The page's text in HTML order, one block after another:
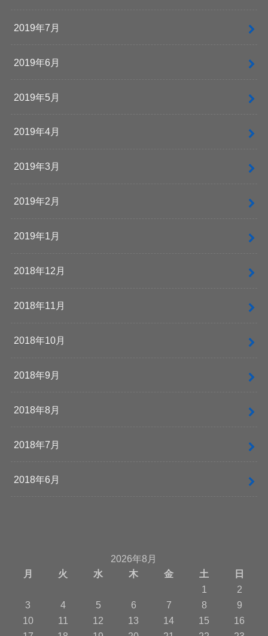
2019年7月
2019年6月
2019年5月
2019年4月
2019年3月
2019年2月
2019年1月
2018年12月
2018年11月
2018年10月
2018年9月
2018年8月
2018年7月
2018年6月
2026年8月
月
火 水 木 金 土
日
1
2
3
4 5 6 7 8
9
10
11 12 13 14 15
16